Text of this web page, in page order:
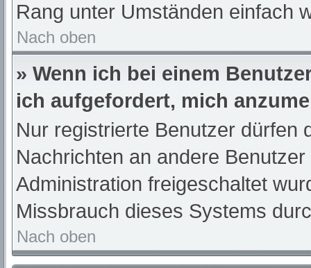
Rang unter Umständen einfach
Nach oben
» Wenn ich bei einem
ich aufgefordert, mich
Nur registrierte Benutzer dürfen
Nachrichten an andere
Administration freigeschaltet
Missbrauch dieses Systems
Nach oben